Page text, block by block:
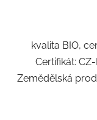
kvalita BIO,
Certifikát:
Zemědělská